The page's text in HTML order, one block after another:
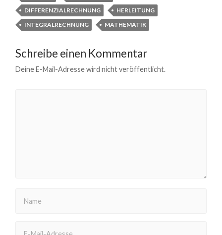
DIFFERENZIALRECHNUNG
HERLEITUNG
INTEGRALRECHNUNG
MATHEMATIK
Schreibe einen Kommentar
Deine E-Mail-Adresse wird nicht veröffentlicht.